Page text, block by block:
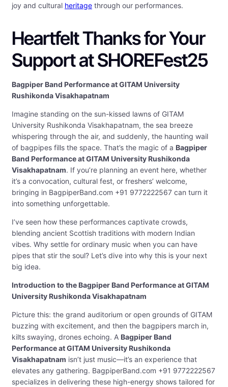
joy and cultural heritage through our performances.
Heartfelt Thanks for Your
Support at SHOREFest25
Bagpiper Band Performance at GITAM University
Rushikonda Visakhapatnam
Imagine standing on the sun-kissed lawns of GITAM
University Rushikonda Visakhapatnam, the sea breeze
whispering through the air, and suddenly, the haunting wail
of bagpipes fills the space. That’s the magic of a Bagpiper
Band Performance at GITAM University Rushikonda
Visakhapatnam. If you’re planning an event here, whether
it’s a convocation, cultural fest, or freshers’ welcome,
bringing in BagpiperBand.com +91 9772222567 can turn it
into something unforgettable.
I’ve seen how these performances captivate crowds,
blending ancient Scottish traditions with modern Indian
vibes. Why settle for ordinary music when you can have
pipes that stir the soul? Let’s dive into why this is your next
big idea.
Introduction to the Bagpiper Band Performance at GITAM
University Rushikonda Visakhapatnam
Picture this: the grand auditorium or open grounds of GITAM
buzzing with excitement, and then the bagpipers march in,
kilts swaying, drones echoing. A Bagpiper Band
Performance at GITAM University Rushikonda
Visakhapatnam isn’t just music—it’s an experience that
elevates any gathering. BagpiperBand.com +91 9772222567
specializes in delivering these high-energy shows tailored for